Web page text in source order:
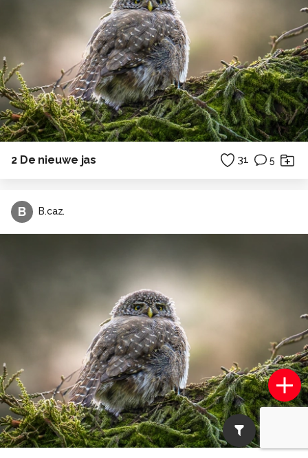
2 De nieuwe jas 31 5
B B.caz.